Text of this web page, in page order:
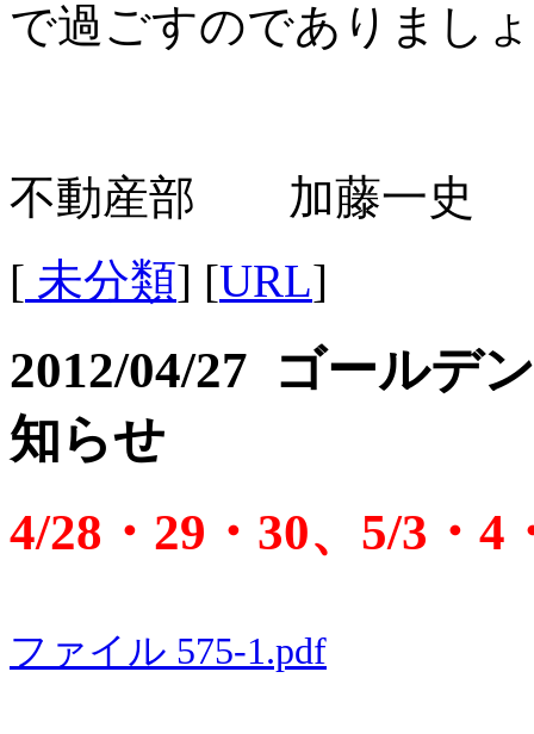
で過ごすのでありまし
不動産部 加藤一史
[ 未分類] [URL]
2012/04/27 ゴールデ
知らせ
4/28・29・30、5/3・
ファイル 575-1.pdf